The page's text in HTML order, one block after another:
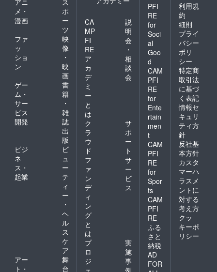
メ・
漫画
ポ
ー
ツ
ファ
ッ
ショ
ン
映
像
・
映
画
ゲー
ム・
サー
ビス
開発
書
籍
・
雑
誌
出
版
ビジ
ネ
ス・
起業
ビ
ュ
ー
テ
ィ
ー
・
ヘ
ル
ス
ケ
ア
アー
ト・
舞
台
CA
MP
FI
RE
ア
カ
デ
ミ
ー
と
は
説
明
会
・
相
談
会
ク
ラ
ウ
ド
フ
ァ
ン
デ
ィ
ン
グ
と
は
サ
ポ
ー
ト
サ
ー
ビ
ス
プ
ロ
ジ
ェ
実
施
事
例
PFI
RE
for
Soci
al
Goo
d
CAM
PFI
RE
for
Ente
rtain
men
t
CAM
PFI
RE
for
Spor
ts
CAM
PFI
RE
ふる
さと
納税
AD
FOR
利用規
約
細則
プライ
バシー
ポリ
シー
特定商
取引法
に基づ
く表記
情報セ
キュリ
ティ方
針
反社基
本方針
カスタ
マーハ
ラスメ
ントに
対する
考え方
クッ
キーポ
リシー